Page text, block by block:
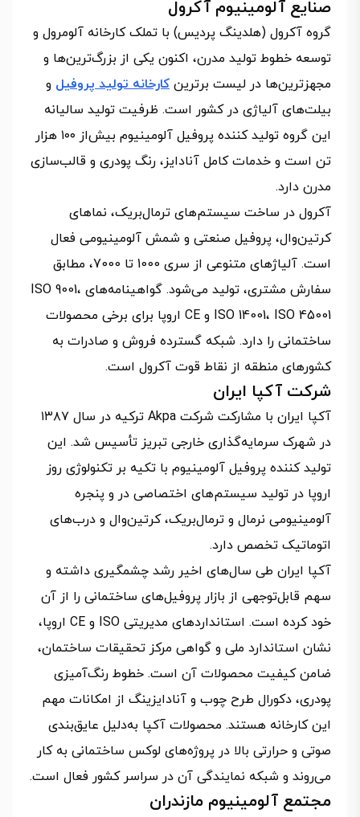
صنایع آلومینیوم آکرول
گروه آکرول (هلدینگ پردیس) با تملک کارخانه آلومرول و
توسعه خطوط تولید مدرن، اکنون یکی از بزرگ‌ترین‌ها و
مجهزترین‌ها در لیست برترین کارخانه تولید پروفیل و
بیلت‌های آلیاژی در کشور است. ظرفیت تولید سالیانه
این گروه تولید کننده پروفیل آلومینیوم بیش‌از ۱۰۰ هزار
تن است و خدمات کامل آنادایز، رنگ پودری و قالب‌سازی
مدرن دارد.
آکرول در ساخت سیستم‌های ترمال‌بریک، نماهای
کرتین‌وال، پروفیل صنعتی و شمش آلومینیومی فعال
است. آلیاژهای متنوعی از سری 1000 تا 7000، مطابق
سفارش مشتری، تولید می‌شود. گواهینامه‌های ISO 9001،
ISO 14001، ISO 45001 و CE اروپا برای برخی محصولات
ساختمانی را دارد. شبکه گسترده فروش و صادرات به
کشورهای منطقه از نقاط قوت آکرول است.
شرکت آکپا ایران
آکپا ایران با مشارکت شرکت Akpa ترکیه در سال ۱۳۸۷
در شهرک سرمایه‌گذاری خارجی تبریز تأسیس شد. این
تولید کننده پروفیل آلومینیوم با تکیه بر تکنولوژی روز
اروپا در تولید سیستم‌های اختصاصی در و پنجره
آلومینیومی نرمال و ترمال‌بریک، کرتین‌وال و درب‌های
اتوماتیک تخصص دارد.
آکپا ایران طی سال‌های اخیر رشد چشمگیری داشته و
سهم قابل‌توجهی از بازار پروفیل‌های ساختمانی را از آن
خود کرده است. استانداردهای مدیریتی ISO و CE اروپا،
نشان استاندارد ملی و گواهی مرکز تحقیقات ساختمان،
ضامن کیفیت محصولات آن است. خطوط رنگ‌آمیزی
پودری، دکورال طرح چوب و آنادایزینگ از امکانات مهم
این کارخانه هستند. محصولات آکپا به‌دلیل عایق‌بندی
صوتی و حرارتی بالا در پروژه‌های لوکس ساختمانی به کار
می‌روند و شبکه نمایندگی آن در سراسر کشور فعال است.
مجتمع آلومینیوم مازندران